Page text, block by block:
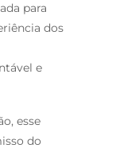
para
dos
e
esse
do